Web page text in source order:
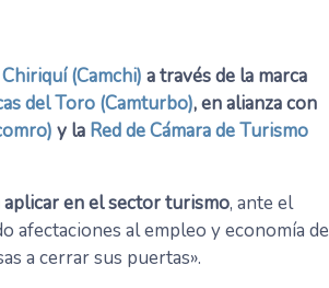
(Camchi) a través de la marca
del Toro (Camturbo), en alianza con
y la Red de Cámara de Turismo
en el sector turismo, ante el
afectaciones al empleo y economía de
a cerrar sus puertas».